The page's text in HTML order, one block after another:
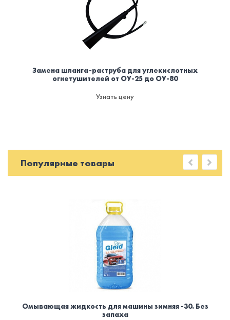
Замена шланга-раструба для углекислотных
огнетушителей от ОУ-25 до ОУ-80
Узнать цену
Популярные товары
Омывающая жидкость для машины зимняя -30. Без
запаха